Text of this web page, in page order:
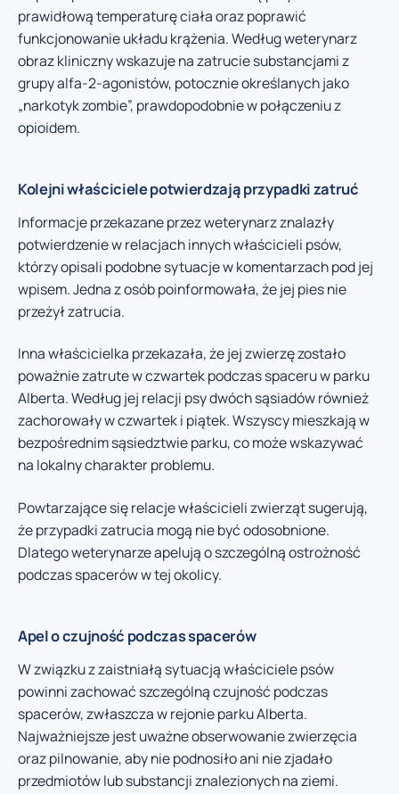
prawidłową temperaturę ciała oraz poprawić
funkcjonowanie układu krążenia. Według weterynarz
obraz kliniczny wskazuje na zatrucie substancjami z
grupy alfa-2-agonistów, potocznie określanych jako
„narkotyk zombie”, prawdopodobnie w połączeniu z
opioidem.
Kolejni właściciele potwierdzają przypadki zatruć
Informacje przekazane przez weterynarz znalazły
potwierdzenie w relacjach innych właścicieli psów,
którzy opisali podobne sytuacje w komentarzach pod jej
wpisem. Jedna z osób poinformowała, że jej pies nie
przeżył zatrucia.
Inna właścicielka przekazała, że jej zwierzę zostało
poważnie zatrute w czwartek podczas spaceru w parku
Alberta. Według jej relacji psy dwóch sąsiadów również
zachorowały w czwartek i piątek. Wszyscy mieszkają w
bezpośrednim sąsiedztwie parku, co może wskazywać
na lokalny charakter problemu.
Powtarzające się relacje właścicieli zwierząt sugerują,
że przypadki zatrucia mogą nie być odosobnione.
Dlatego weterynarze apelują o szczególną ostrożność
podczas spacerów w tej okolicy.
Apel o czujność podczas spacerów
W związku z zaistniałą sytuacją właściciele psów
powinni zachować szczególną czujność podczas
spacerów, zwłaszcza w rejonie parku Alberta.
Najważniejsze jest uważne obserwowanie zwierzęcia
oraz pilnowanie, aby nie podnosiło ani nie zjadało
przedmiotów lub substancji znalezionych na ziemi.